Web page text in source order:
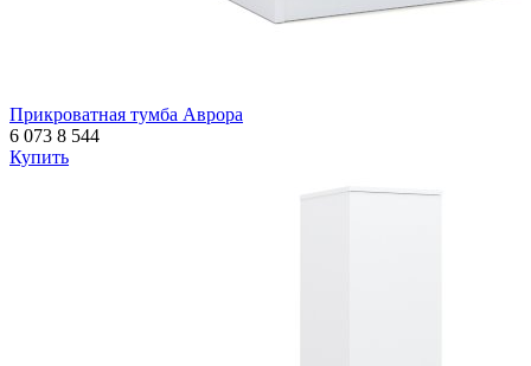
Прикроватная тумба Аврора
6 073 8 544
Купить